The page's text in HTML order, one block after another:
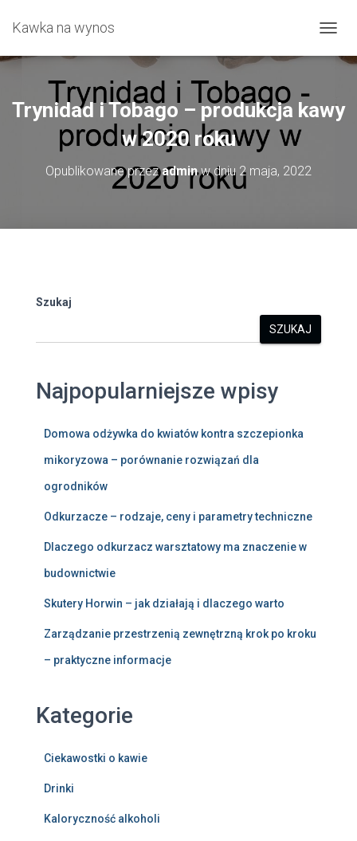
Kawka na wynos
R
Ą
Trynidad i Tobago – produkcja kawy
w 2020 roku
Opublikowane przezadminw dniu 2 maja, 2022
Szukaj
SZUKAJ
Najpopularniejsze wpisy
Domowa odżywka do kwiatów kontra szczepionka
mikoryzowa – porównanie rozwiązań dla
ogrodników
Odkurzacze – rodzaje, ceny i parametry techniczne
Dlaczego odkurzacz warsztatowy ma znaczenie w
budownictwie
Skutery Horwin – jak działają i dlaczego warto
Zarządzanie przestrzenią zewnętrzną krok po kroku
– praktyczne informacje
Kategorie
Ciekawostki o kawie
Drinki
Kaloryczność alkoholi